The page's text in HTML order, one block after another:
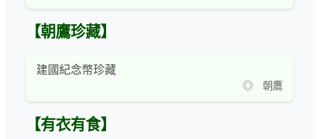
【朝鷹珍藏】
建國紀念幣珍藏
◎ 朝鷹
【有衣有食】